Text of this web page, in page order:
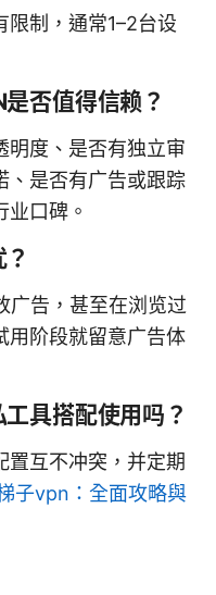
限制，通常1–2台设
否值得信赖？
明度、是否有独立审
、是否有广告或跟踪
口碑。
广告，甚至在浏览过
用阶段就留意广告体
具搭配使用吗？
置互不冲突，并定期
子vpn：全面攻略與